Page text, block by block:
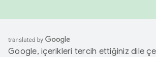
Google, içerikleri tercih ettiğiniz dile